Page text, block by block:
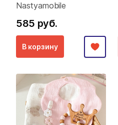
Nastyamobile
585 руб.
В корзину